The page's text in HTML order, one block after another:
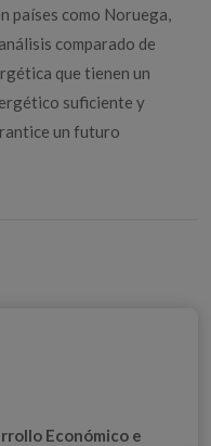
países como Noruega,
comparado de
que tienen un
suficiente y
un futuro
Económico e